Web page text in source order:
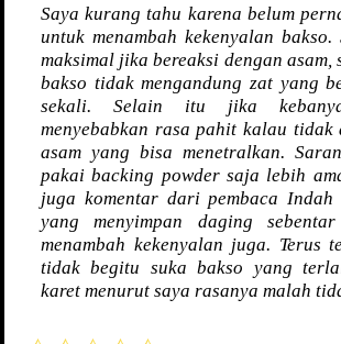
Saya kurang tahu karena belum
untuk menambah kekenyalan
maksimal jika bereaksi dengan asam,
bakso tidak mengandung zat yang
sekali. Selain itu jika
menyebabkan rasa pahit kalau tidak
asam yang bisa menetralkan.
pakai backing powder saja lebih
juga komentar dari pembaca
yang menyimpan daging
menambah kekenyalan juga. Terus
tidak begitu suka bakso yang
karet menurut saya rasanya malah